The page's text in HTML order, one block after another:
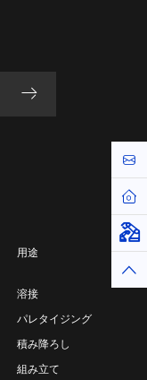
用途
溶接
パレタイジング
積み降ろし
組み立て
お
ホ
仮
ト